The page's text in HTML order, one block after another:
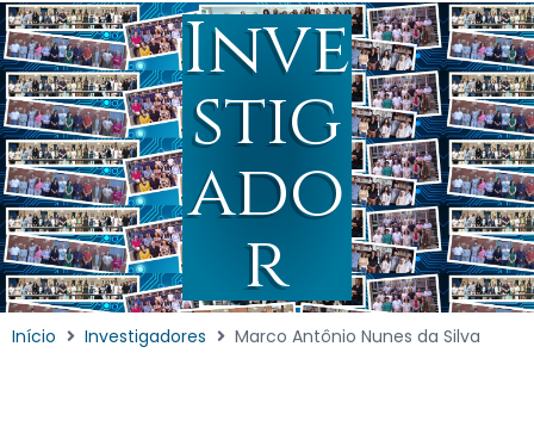
Inve
stig
ado
r
Início Investigadores Marco Antônio Nunes da Silva